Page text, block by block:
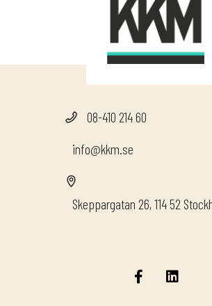
08-410 214 60
info@kkm.se
Skeppargatan 26, 114 52